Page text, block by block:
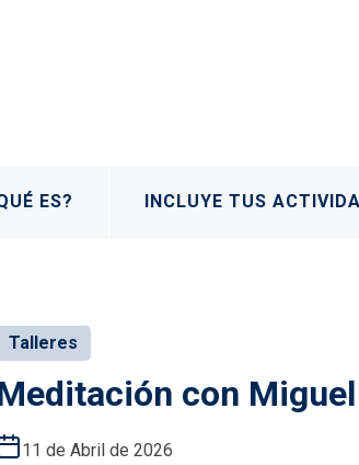
ES? INCLUYE TUS
Talleres
con
11 de Abril de 2026